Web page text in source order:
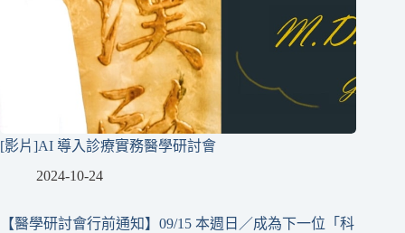
[影片]AI 導入診療實務醫學研討會
2024-10-24
【醫學研討會行前通知】09/15 本週日／成為下一位「科